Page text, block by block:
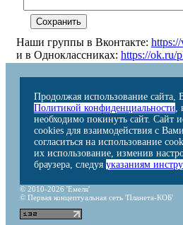
Наши группы в Вконтакте:
и в Одноклассниках: https://ok.ru/
Продолжая использование сайта,
Политикой конфиденциальности,
необходимо покинуть сайт. Сайт
cookies для взаимодействия с
согласиться на использование
их использование, изменив
браузера, следуя указаниям
© 2010-2026 'Емеля'
© Первая концептуальная сеть 'Планета-КОБ'